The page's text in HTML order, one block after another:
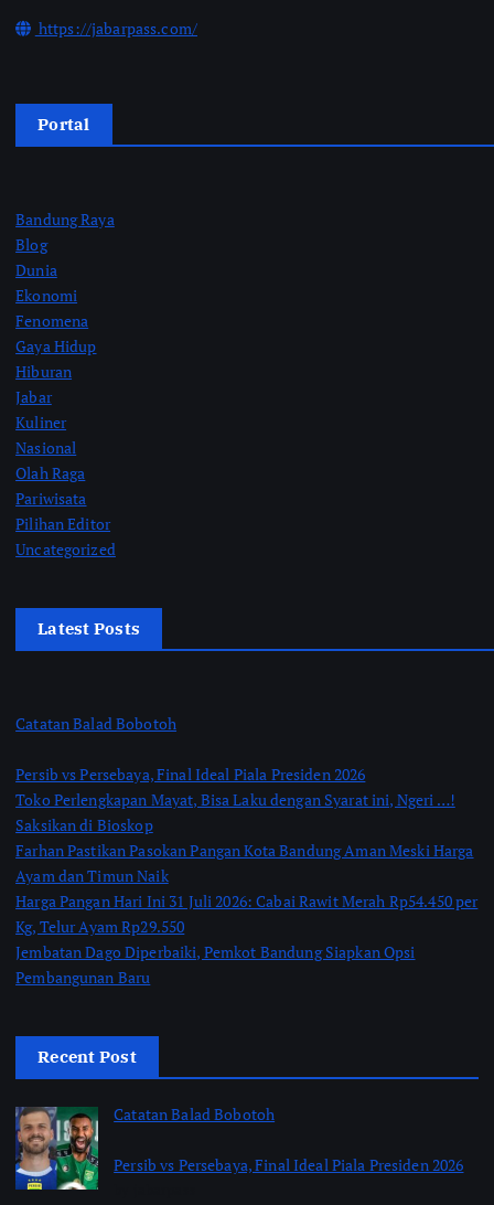
https://jabarpass.com/
Portal
Bandung Raya
Blog
Dunia
Ekonomi
Fenomena
Gaya Hidup
Hiburan
Jabar
Kuliner
Nasional
Olah Raga
Pariwisata
Pilihan Editor
Uncategorized
Latest Posts
Catatan Balad Bobotoh
Persib vs Persebaya, Final Ideal Piala Presiden 2026
Toko Perlengkapan Mayat, Bisa Laku dengan Syarat ini, Ngeri …!
Saksikan di Bioskop
Farhan Pastikan Pasokan Pangan Kota Bandung Aman Meski Harga
Ayam dan Timun Naik
Harga Pangan Hari Ini 31 Juli 2026: Cabai Rawit Merah Rp54.450 per
Kg, Telur Ayam Rp29.550
Jembatan Dago Diperbaiki, Pemkot Bandung Siapkan Opsi
Pembangunan Baru
Recent Post
Catatan Balad Bobotoh
Persib vs Persebaya, Final Ideal Piala Presiden 2026